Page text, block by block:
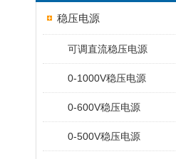
稳压电源
可调直流稳压电源
0-1000V稳压电源
0-600V稳压电源
0-500V稳压电源